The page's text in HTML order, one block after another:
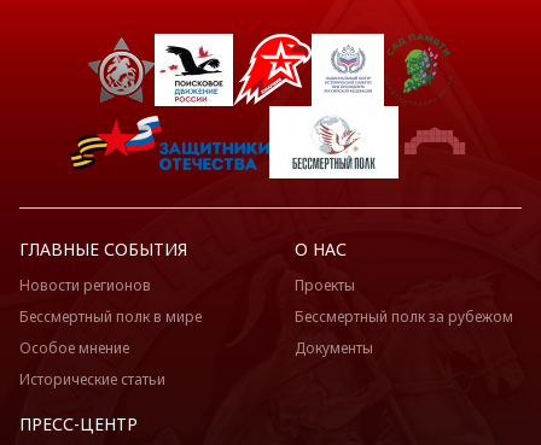
ГЛАВНЫЕ СОБЫТИЯ
Новости регионов
Бессмертный полк в мире
Особое мнение
Исторические статьи
О НАС
Проекты
Бессмертный полк за рубежом
Документы
ПРЕСС-ЦЕНТР